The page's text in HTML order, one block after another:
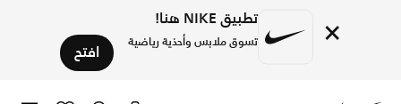
× تطبيق NIKE هنا!
تسوق ملابس وأحذية رياضية افتح